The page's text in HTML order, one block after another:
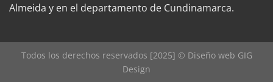
Almeida y en el departamento de Cundinamarca.
Todos los derechos reservados [2025] © Diseño web GIG
Design